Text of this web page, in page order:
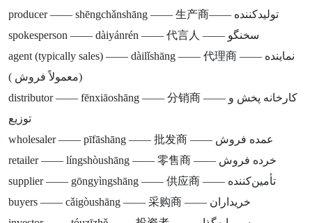
producer —— shēngchǎnshāng —— 生产商—— تولیدکننده
spokesperson —— dàiyánrén —— 代言人 —— سخنگو
agent (typically sales) —— dàilǐshāng —— 代理商 —— نماینده
(معمولاً فروش )
distributor —— fēnxiāoshāng —— 分销商 —— کارخانه پخش و
توزیع
wholesaler —— pīfāshāng —— 批发商 —— عمده فروش
retailer —— língshòushāng —— 零售商 —— خرده فروش
supplier —— gōngyìngshāng —— 供应商 —— تأمین‌کننده
buyers —— cǎigòushāng —— 采购商 —— خریداران